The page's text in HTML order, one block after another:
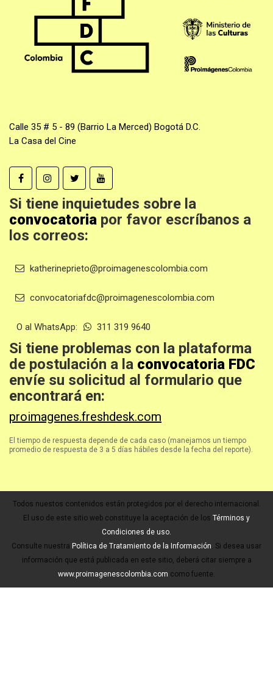
Calle 35 # 5 - 89 (Barrio La Merced) Bogotá D.C.
La Casa del Cine
Si tiene inquietudes sobre la
convocatoria por favor escríbanos a
los correos:
katherineprieto@proimagenescolombia.com
convocatoriafdc@proimagenescolombia.com
O al WhatsApp: 311 319 9640
Si tiene problemas con la plataforma
de postulación a la convocatoria FDC
envíe su solicitud al formulario que
encontrará en:
proimagenes.freshdesk.com
El tiempo de respuesta depende de cada caso (manejamos un tiempo
promedio de respuesta de 3 a 5 días hábiles desde la fecha del reporte).
Todos nuestos contenidos están protegidos por el derecho internacional.
El uso de este sitio web constituye la aceptación de los Términos y
Condiciones de uso.
Consulte nuestra Política de Tratamiento de la Información. Si desea usar
información que está publicada en este sitio, deberá citar siempre a
www.proimagenescolombia.com como fuente.